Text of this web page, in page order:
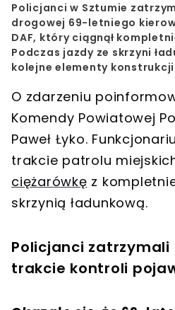
Policjanci w Sztumie
drogowej 69-letniego
DAF, który ciągnął
Podczas jazdy ze skrzyni
kolejne elementy
O zdarzeniu
Komendy Powiatowej
Paweł Łyko.
trakcie patrolu
ciężarówkę z
skrzynią ładunkową.
Policjanci zatrzymali
trakcie kontroli